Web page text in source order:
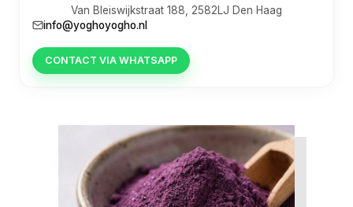
Van Bleiswijkstraat 188, 2582LJ Den Haag
info@yoghoyogho.nl
CONTACT VIA WHATSAPP